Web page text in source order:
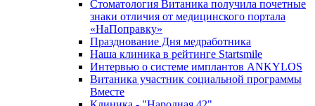
Стоматология Витаника получила почетные
знаки отличия от медицинского портала
«НаПоправку»
Празднование Дня медработника
Наша клиника в рейтинге Startsmile
Интервью о системе имплантов ANKYLOS
Витаника участник социальной программы
Вместе